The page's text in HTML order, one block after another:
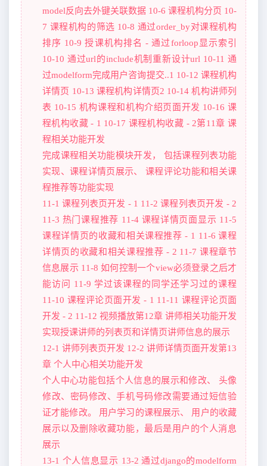
model反向去外键关联数据 10-6 课程机构分页 10-
7 课程机构的筛选 10-8 通过order_by对课程机构
排序 10-9 授课机构排名 - 通过forloop显示索引
10-10 通过url的include机制重新设计url 10-11 通
过modelform完成用户咨询提交..1 10-12 课程机构
详情页 10-13 课程机构详情页2 10-14 机构讲师列
表 10-15 机构课程和机构介绍页面开发 10-16 课
程机构收藏 - 1 10-17 课程机构收藏 - 2第11章 课
程相关功能开发
完成课程相关功能模块开发， 包括课程列表功能
实现、课程详情页展示、 课程评论功能和相关课
程推荐等功能实现
11-1 课程列表页开发 - 1 11-2 课程列表页开发 - 2
11-3 热门课程推荐 11-4 课程详情页面显示 11-5
课程详情页的收藏和相关课程推荐 - 1 11-6 课程
详情页的收藏和相关课程推荐 - 2 11-7 课程章节
信息展示 11-8 如何控制一个view必须登录之后才
能访问 11-9 学过该课程的同学还学习过的课程
11-10 课程评论页面开发 - 1 11-11 课程评论页面
开发 - 2 11-12 视频播放第12章 讲师相关功能开发
实现授课讲师的列表页和详情页讲师信息的展示
12-1 讲师列表页开发 12-2 讲师详情页面开发第13
章 个人中心相关功能开发
个人中心功能包括个人信息的展示和修改、 头像
修改、密码修改、手机号码修改需要通过短信验
证才能修改。 用户学习的课程展示、 用户的收藏
展示以及删除收藏功能，最后是用户的个人消息
展示
13-1 个人信息显示 13-2 通过django的modelform